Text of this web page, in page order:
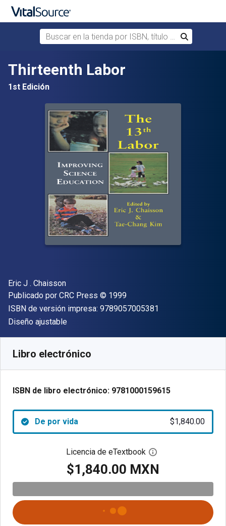
Saltar al contenido principal
Buscar en la tienda por ISBN, título o autor
Buscar
Thirteenth Labor
1st Edición
Autor(es)
Eric J . Chaisson
Editor
Publicado por CRC Press Copyright
© 1999
ISBN de versión impresa: 9789057005381
Formato
Diseño ajustable
Libro electrónico
ISBN de libro electrónico: 9781000159615
De por vida $1,840.00
Licencia de eTextbook Abre el cuadro de
$1,840.00 MXN